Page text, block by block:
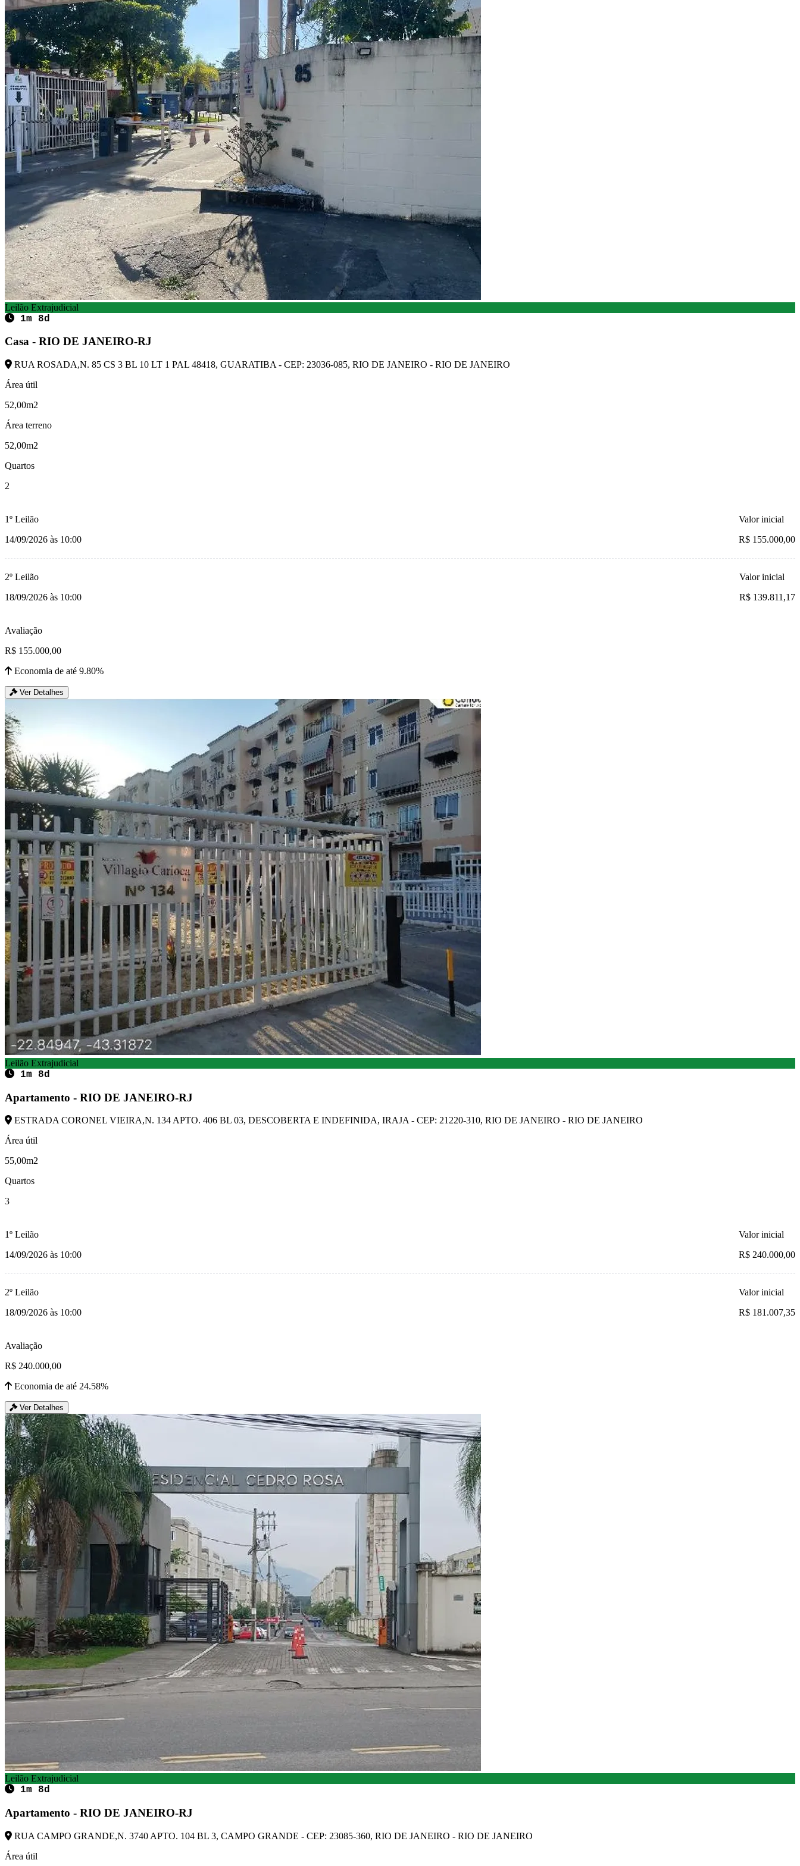
Leilão Extrajudicial
1m 8d
Casa - RIO DE JANEIRO-RJ
RUA ROSADA,N. 85 CS 3 BL 10 LT 1 PAL 48418, GUARATIBA - CEP: 23036-085, RIO DE JANEIRO - RIO DE JANEIRO
Área útil
52,00m2
Área terreno
52,00m2
Quartos
2
1º Leilão
14/09/2026 às 10:00
Valor inicial
R$ 155.000,00
2º Leilão
18/09/2026 às 10:00
Valor inicial
R$ 139.811,17
Avaliação
R$ 155.000,00
Economia de até 9.80%
Ver Detalhes
Leilão Extrajudicial
1m 8d
Apartamento - RIO DE JANEIRO-RJ
ESTRADA CORONEL VIEIRA,N. 134 APTO. 406 BL 03, DESCOBERTA E INDEFINIDA, IRAJA - CEP: 21220-310, RIO DE JANEIRO - RIO DE JANEIRO
Área útil
55,00m2
Quartos
3
1º Leilão
14/09/2026 às 10:00
Valor inicial
R$ 240.000,00
2º Leilão
18/09/2026 às 10:00
Valor inicial
R$ 181.007,35
Avaliação
R$ 240.000,00
Economia de até 24.58%
Ver Detalhes
Leilão Extrajudicial
1m 8d
Apartamento - RIO DE JANEIRO-RJ
RUA CAMPO GRANDE,N. 3740 APTO. 104 BL 3, CAMPO GRANDE - CEP: 23085-360, RIO DE JANEIRO - RIO DE JANEIRO
Área útil